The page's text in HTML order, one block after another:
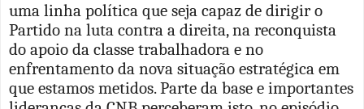
uma linha política que seja capaz de dirigir o
Partido na luta contra a direita, na reconquista
do apoio da classe trabalhadora e no
enfrentamento da nova situação estratégica em
que estamos metidos. Parte da base e importantes